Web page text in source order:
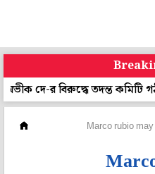
বিরুদ্ধে তদন্ত কমিটি গঠন
Marco rubio